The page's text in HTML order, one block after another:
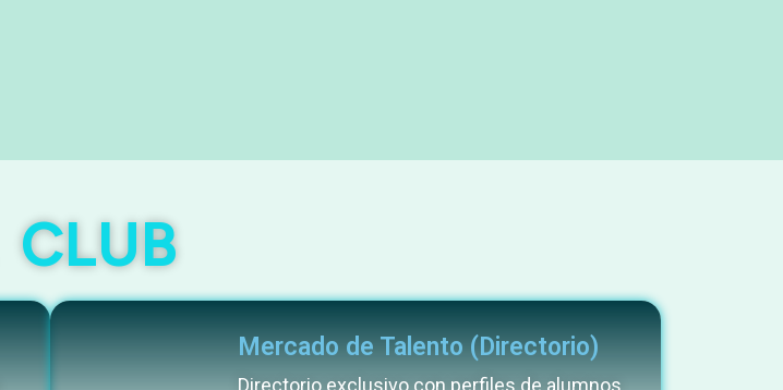
CLUB
Mercado de Talento (Directorio)
Directorio exclusivo con perfiles de alumnos